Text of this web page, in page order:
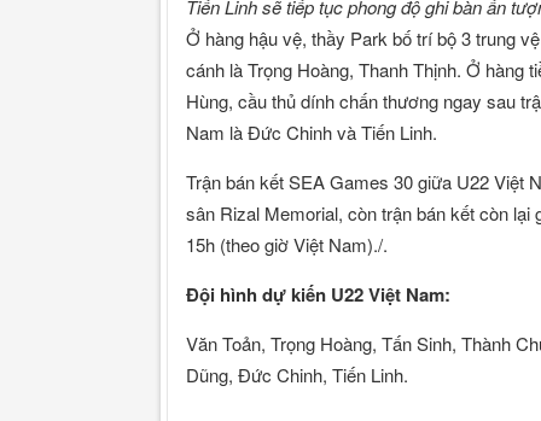
Tiến Linh sẽ tiếp tục phong độ ghi bàn ấn
Ở hàng hậu vệ, thầy Park bố trí bộ 3 trung
cánh là Trọng Hoàng, Thanh Thịnh. Ở
Hùng, cầu thủ dính chấn thương ngay sau
Nam là Đức Chinh và Tiến Linh.
Trận bán kết SEA Games 30 giữa U22 Việt
sân Rizal Memorial, còn trận bán kết còn
15h (theo giờ Việt Nam)./.
Đội hình dự kiến U22 Việt Nam:
Văn Toản, Trọng Hoàng, Tấn Sinh, Thành
Dũng, Đức Chinh, Tiến Linh.